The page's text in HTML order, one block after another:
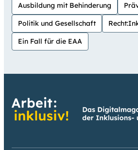
Ausbildung mit Behinderung
Politik und Gesellschaft
Ein Fall für die EAA